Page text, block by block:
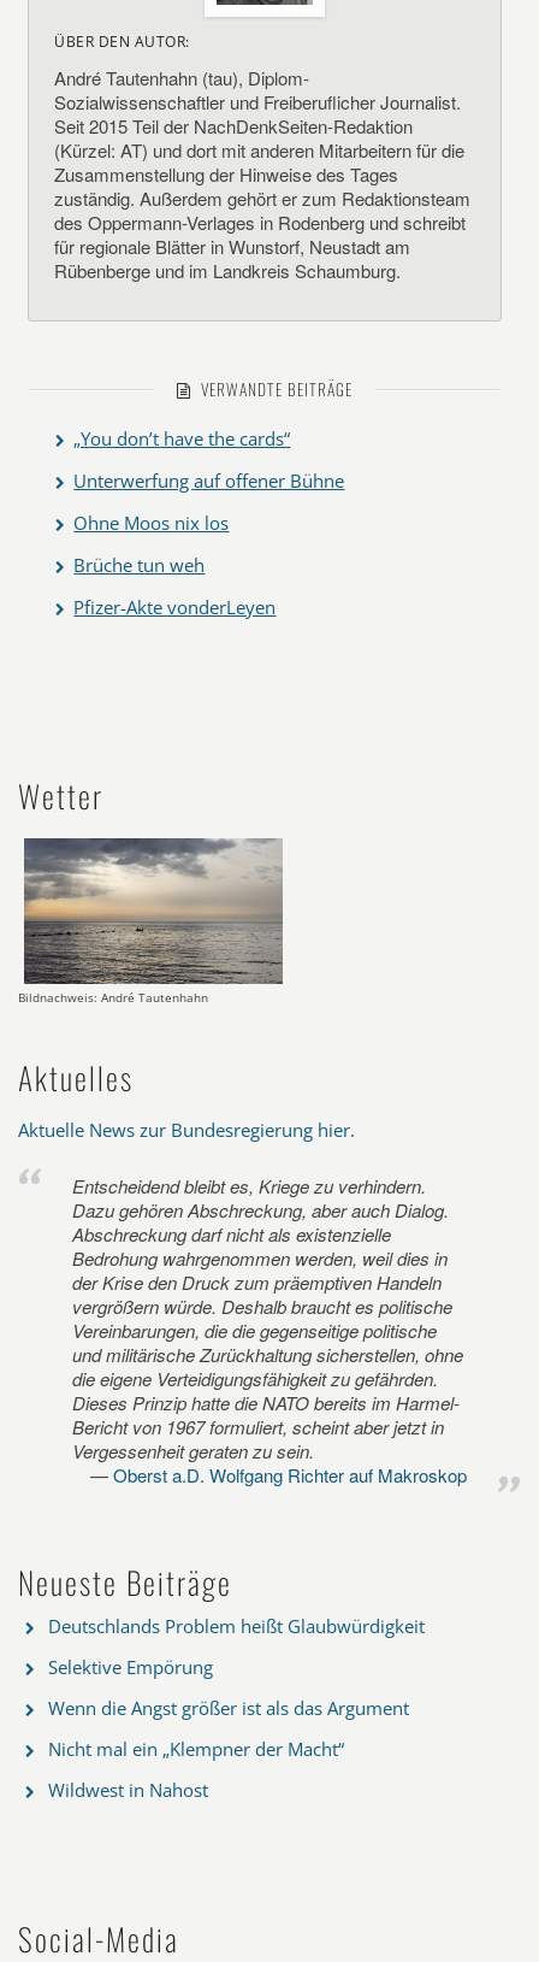
ÜBER DEN AUTOR:
André Tautenhahn (tau), Diplom-
Sozialwissenschaftler und Freiberuflicher Journalist.
Seit 2015 Teil der NachDenkSeiten-Redaktion
(Kürzel: AT) und dort mit anderen Mitarbeitern für die
Zusammenstellung der Hinweise des Tages
zuständig. Außerdem gehört er zum Redaktionsteam
des Oppermann-Verlages in Rodenberg und schreibt
für regionale Blätter in Wunstorf, Neustadt am
Rübenberge und im Landkreis Schaumburg.
VERWANDTE BEITRÄGE
„You don’t have the cards“
Unterwerfung auf offener Bühne
Ohne Moos nix los
Brüche tun weh
Pfizer-Akte vonderLeyen
Wetter
Bildnachweis: André Tautenhahn
Aktuelles
Aktuelle News zur Bundesregierung hier.
Entscheidend bleibt es, Kriege zu verhindern.
Dazu gehören Abschreckung, aber auch Dialog.
Abschreckung darf nicht als existenzielle
Bedrohung wahrgenommen werden, weil dies in
der Krise den Druck zum präemptiven Handeln
vergrößern würde. Deshalb braucht es politische
Vereinbarungen, die die gegenseitige politische
und militärische Zurückhaltung sicherstellen, ohne
die eigene Verteidigungsfähigkeit zu gefährden.
Dieses Prinzip hatte die NATO bereits im Harmel-
Bericht von 1967 formuliert, scheint aber jetzt in
Vergessenheit geraten zu sein.
Oberst a.D. Wolfgang Richter auf Makroskop
Neueste Beiträge
Deutschlands Problem heißt Glaubwürdigkeit
Selektive Empörung
Wenn die Angst größer ist als das Argument
Nicht mal ein „Klempner der Macht“
Wildwest in Nahost
Social-Media